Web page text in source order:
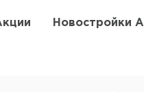
Новостройки